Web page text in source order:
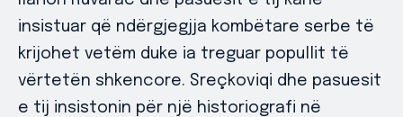
insistuar që ndërgjegjja kombëtare serbe të
krijohet vetëm duke ia treguar popullit të
vërtetën shkencore. Sreçkoviqi dhe pasuesit
e tij insistonin për një historiografi në